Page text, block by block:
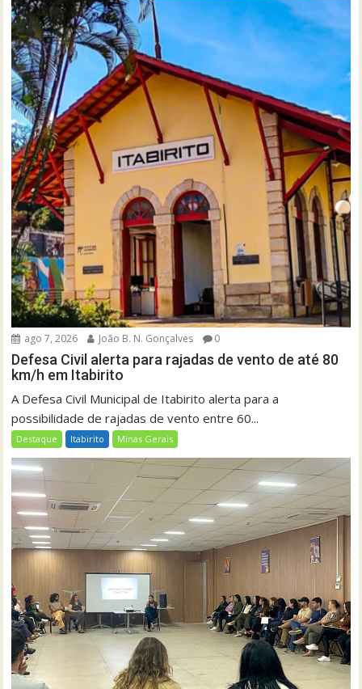
ago 7, 2026 João B. N. Gonçalves 0
Defesa Civil alerta para rajadas de vento de até 80
km/h em Itabirito
A Defesa Civil Municipal de Itabirito alerta para a
possibilidade de rajadas de vento entre 60...
Destaque Itabirito Minas Gerais